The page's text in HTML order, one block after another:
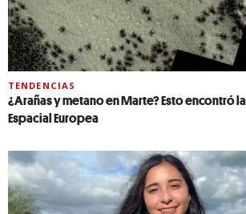
TENDENCIAS
¿Arañas y metano en Marte? Esto encontró
Espacial Europea